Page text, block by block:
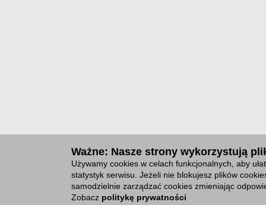
Ważne: Nasze strony wykorzystują
Używamy cookies w celach funkcjonalnych, aby
statystyk serwisu. Jeżeli nie blokujesz plików
samodzielnie zarządzać cookies zmieniając
Zobacz politykę prywatności